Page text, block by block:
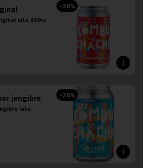
-26%
lata 350cc
-26%
jengibre
lata